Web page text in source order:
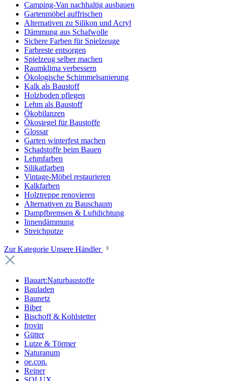
Camping-Van nachhaltig ausbauen
Gartenmöbel auffrischen
Alternativen zu Silikon und Acryl
Dämmung aus Schafwolle
Sichere Farben für Spielzeuge
Farbreste entsorgen
Spielzeug selber machen
Raumklima verbessern
Ökologische Schimmelsanierung
Kalk als Baustoff
Holzboden pflegen
Lehm als Baustoff
Ökobilanzen
Ökosiegel für Baustoffe
Glossar
Garten winterfest machen
Schadstoffe beim Bauen
Lehmfarben
Silikatfarben
Vintage-Möbel restaurieren
Kalkfarben
Holztreppe renovieren
Alternativen zu Bauschaum
Dampfbremsen & Luftdichtung
Innendämmung
Streichputze
Zur Kategorie Unsere Händler
Bauart:Naturbaustoffe
Bauladen
Baunetz
Biber
Bischoff & Kohlstetter
frovin
Gütter
Lutze & Törmer
Naturanum
oe.con.
Reiner